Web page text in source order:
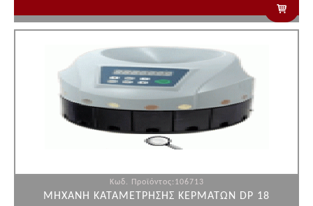
Κωδ. Προϊόντος:106713
ΜΗΧΑΝΗ ΚΑΤΑΜΕΤΡΗΣΗΣ ΚΕΡΜΑΤΩΝ DP 18